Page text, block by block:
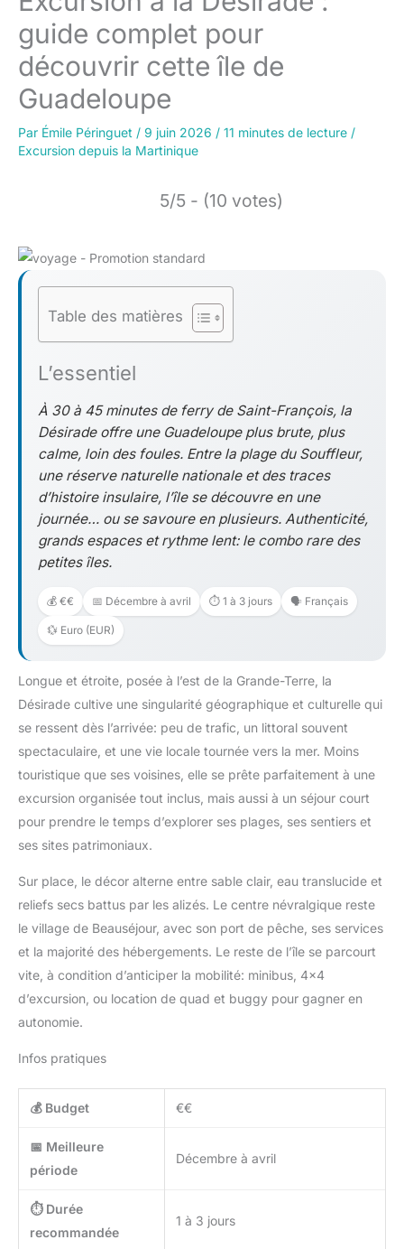
guide complet pour
découvrir cette île de
Guadeloupe
Par Émile Péringuet / 9 juin 2026 / 11 minutes de lecture /
Excursion depuis la Martinique
5/5 - (10 votes)
Table des matières
L’essentiel
À 30 à 45 minutes de ferry de Saint-François, la
Désirade offre une Guadeloupe plus brute, plus
calme, loin des foules. Entre la plage du Souffleur,
une réserve naturelle nationale et des traces
d’histoire insulaire, l’île se découvre en une
journée… ou se savoure en plusieurs. Authenticité,
grands espaces et rythme lent: le combo rare des
petites îles.
💰 €€ 📅 Décembre à avril ⏱️ 1 à 3 jours 🗣️ Français
💱 Euro (EUR)
Longue et étroite, posée à l’est de la Grande-Terre, la
Désirade cultive une singularité géographique et culturelle qui
se ressent dès l’arrivée: peu de trafic, un littoral souvent
spectaculaire, et une vie locale tournée vers la mer. Moins
touristique que ses voisines, elle se prête parfaitement à une
excursion organisée tout inclus, mais aussi à un séjour court
pour prendre le temps d’explorer ses plages, ses sentiers et
ses sites patrimoniaux.
Sur place, le décor alterne entre sable clair, eau translucide et
reliefs secs battus par les alizés. Le centre névralgique reste
le village de Beauséjour, avec son port de pêche, ses services
et la majorité des hébergements. Le reste de l’île se parcourt
vite, à condition d’anticiper la mobilité: minibus, 4×4
d’excursion, ou location de quad et buggy pour gagner en
autonomie.
Infos pratiques
💰 Budget €€
📅 Meilleure
période
Décembre à avril
⏱️ Durée
recommandée
1 à 3 jours